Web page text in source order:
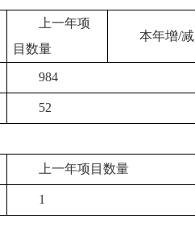
上一年项
目数量
本年增/减
984
52
上一年项目数量
1